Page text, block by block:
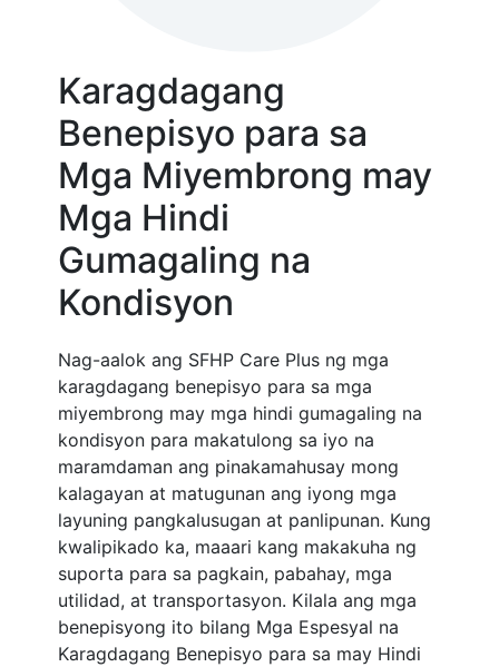
Karagdagang
Benepisyo para sa
Mga Miyembrong may
Mga Hindi
Gumagaling na
Kondisyon
Nag-aalok ang SFHP Care Plus ng mga
karagdagang benepisyo para sa mga
miyembrong may mga hindi gumagaling na
kondisyon para makatulong sa iyo na
maramdaman ang pinakamahusay mong
kalagayan at matugunan ang iyong mga
layuning pangkalusugan at panlipunan. Kung
kwalipikado ka, maaari kang makakuha ng
suporta para sa pagkain, pabahay, mga
utilidad, at transportasyon. Kilala ang mga
benepisyong ito bilang Mga Espesyal na
Karagdagang Benepisyo para sa may Hindi